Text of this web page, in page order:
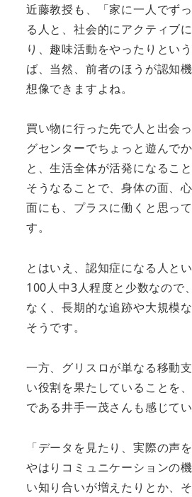
近藤教授も、「家に一人でず
る人と、社会的にアクティブ
り、趣味活動をやったりとい
ば、当然、前者のほうが認知
想像できますよね。
買い物に行った先で人と出会
グセンターでちょっと遊んで
と、生活全体が活発になるこ
そうなることで、身体の面、
面にも、プラスに働くと思っ
す。
とはいえ、認知症になる人と
100人中3人程度と少数なので
なく、長期的な追跡や大規模
そうです。
一方、グリスロが単なる移動
い役割を果たしていることを
である井手一茂さんも感じてい
「データを見たり、実際の声
やはりコミュニケーションの
い知り合いが増えたりとか、